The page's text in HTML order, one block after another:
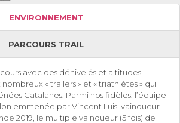
ENVIRONNEMENT
PARCOURS TRAIL
avec des dénivelés et altitudes
nombreux « trailers » et « triathlètes » qui
Catalanes. Parmi nos fidèles, l’équipe
emmenée par Vincent Luis, vainqueur
2019, le multiple vainqueur (5 fois) de